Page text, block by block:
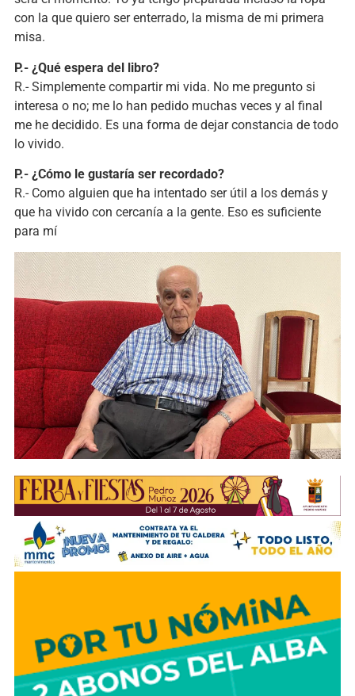
con la que quiero ser enterrado, la misma de mi primera
misa.
P.- ¿Qué espera del libro?
R.- Simplemente compartir mi vida. No me pregunto si
interesa o no; me lo han pedido muchas veces y al final
me he decidido. Es una forma de dejar constancia de todo
lo vivido.
P.- ¿Cómo le gustaría ser recordado?
R.- Como alguien que ha intentado ser útil a los demás y
que ha vivido con cercanía a la gente. Eso es suficiente
para mí